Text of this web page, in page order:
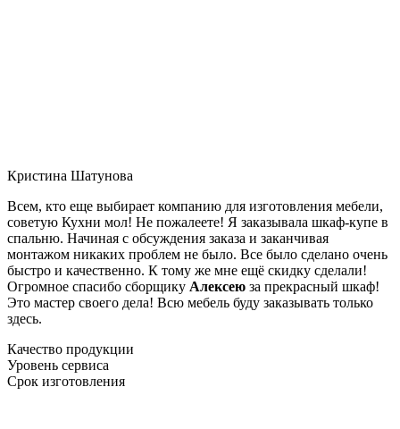
Кристина Шатунова
Всем, кто еще выбирает компанию для изготовления мебели,
советую Кухни мол! Не пожалеете! Я заказывала шкаф-купе в
спальню. Начиная с обсуждения заказа и заканчивая
монтажом никаких проблем не было. Все было сделано очень
быстро и качественно. К тому же мне ещё скидку сделали!
Огромное спасибо сборщику Алексею за прекрасный шкаф!
Это мастер своего дела! Всю мебель буду заказывать только
здесь.
Качество продукции
Уровень сервиса
Срок изготовления